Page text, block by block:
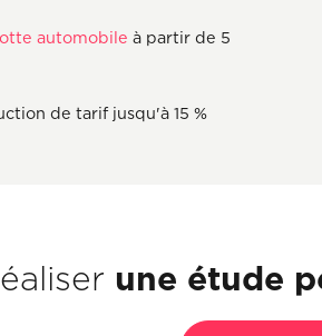
automobile à partir de 5
de tarif jusqu'à 15 %
une étude